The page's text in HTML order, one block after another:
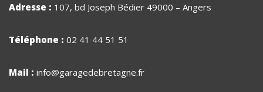
Adresse : 107, bd Joseph Bédier 49000 – Angers
Téléphone : 02 41 44 51 51
Mail : info@garagedebretagne.fr